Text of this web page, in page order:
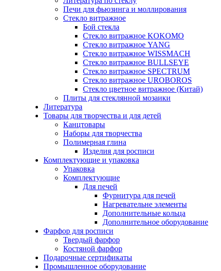
Печи для фьюзинга и моллирования
Стекло витражное
Бой стекла
Стекло витражное KOKOMO
Стекло витражное YANG
Стекло витражное WISSMACH
Стекло витражное BULLSEYE
Стекло витражное SPECTRUM
Стекло витражное UROBOROS
Стекло цветное витражное (Китай)
Плиты для стеклянной мозаики
Литература
Товары для творчества и для детей
Канцтовары
Наборы для творчества
Полимерная глина
Изделия для росписи
Комплектующие и упаковка
Упаковка
Комплектующие
Для печей
Фурнитура для печей
Нагревательне элементы
Дополнительные кольца
Дополнительное оборудование
Фарфор для росписи
Твердый фарфор
Костяной фарфор
Подарочные сертификаты
Промышленное оборудование